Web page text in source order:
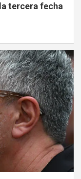
tercera fecha